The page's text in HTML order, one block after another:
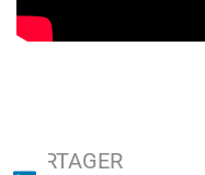
PARTAGER